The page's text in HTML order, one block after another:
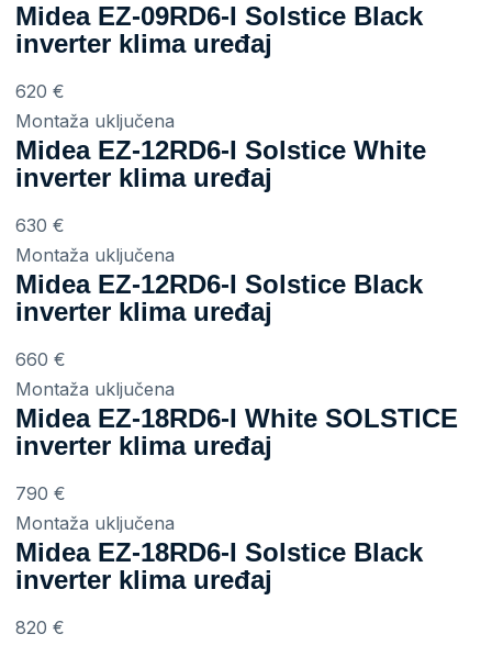
Midea EZ-09RD6-I Solstice Black
inverter klima uređaj
620 €
Montaža uključena
Midea EZ-12RD6-I Solstice White
inverter klima uređaj
630 €
Montaža uključena
Midea EZ-12RD6-I Solstice Black
inverter klima uređaj
660 €
Montaža uključena
Midea EZ-18RD6-I White SOLSTICE
inverter klima uređaj
790 €
Montaža uključena
Midea EZ-18RD6-I Solstice Black
inverter klima uređaj
820 €